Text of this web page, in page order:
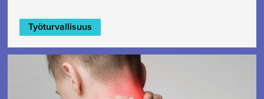
Työturvallisuus